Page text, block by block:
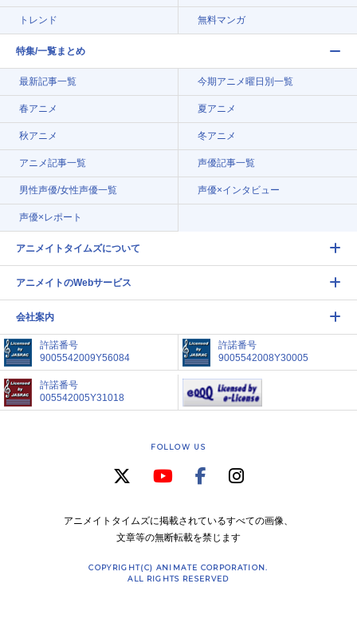
トレンド 無料マンガ
特集/一覧まとめ
最新記事一覧 今期アニメ曜日別一覧
春アニメ 夏アニメ
秋アニメ 冬アニメ
アニメ記事一覧 声優記事一覧
男性声優/女性声優一覧 声優×インタビュー
声優×レポート
アニメイトタイムズについて
アニメイトのWebサービス
会社案内
許諾番号
9005542009Y56084
許諾番号
9005542008Y30005
許諾番号
005542005Y31018
FOLLOW US
アニメイトタイムズに掲載されているすべての画像、
文章等の無断転載を禁じます
COPYRIGHT(C) ANIMATE CORPORATION.
ALL RIGHTS RESERVED